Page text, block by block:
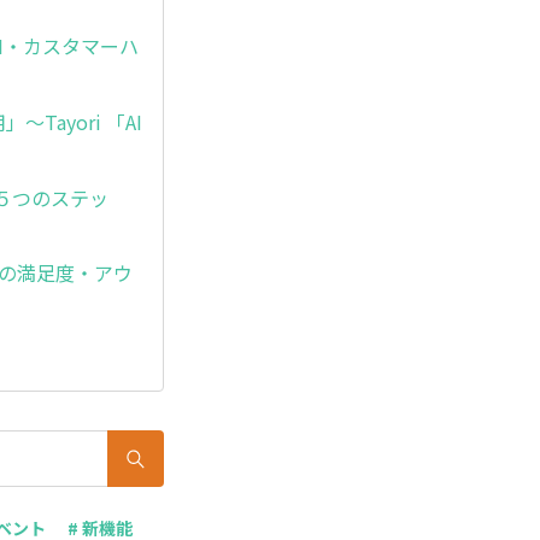
カスタマーハ
〜Tayori 「AI
つのステッ
満足度・アウ
ント # 新機能